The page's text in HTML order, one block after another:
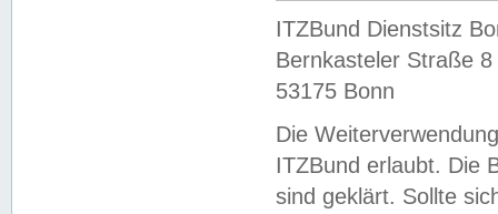
ITZBund Dienstsitz
Bernkasteler Straße 8
53175 Bonn
Die
ITZBund erlaubt. Die
sind geklärt. Sollte